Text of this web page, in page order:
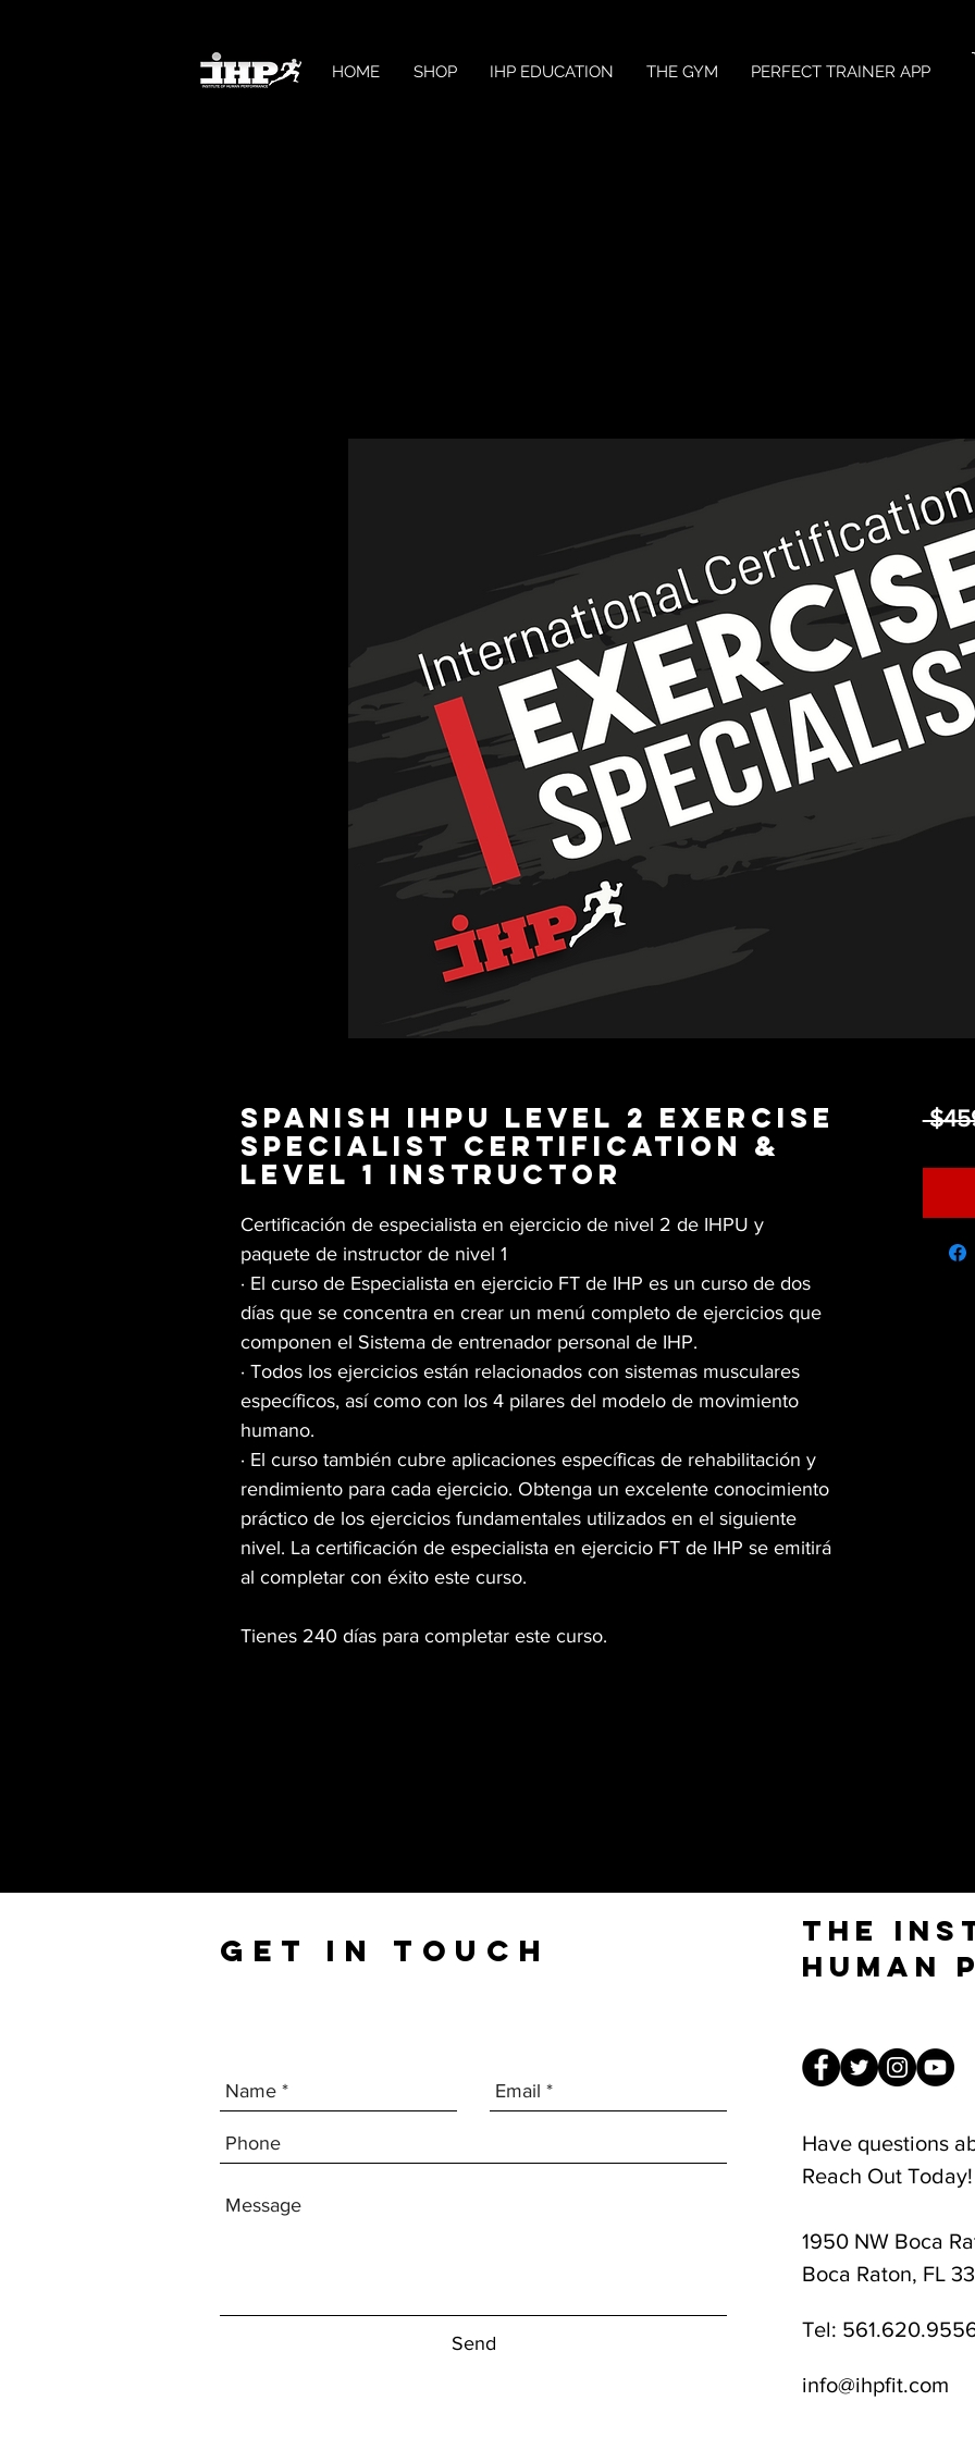
HOME SHOP IHP EDUCATION THE GYM PERFECT TRAINER APP
Spanish IHPU Level 2 Exercise
Specialist Certification &
Level 1 Instructor
Certificación de especialista en ejercicio de nivel 2 de IHPU y
paquete de instructor de nivel 1
· El curso de Especialista en ejercicio FT de IHP es un curso de dos
días que se concentra en crear un menú completo de ejercicios que
componen el Sistema de entrenador personal de IHP.
· Todos los ejercicios están relacionados con sistemas musculares
específicos, así como con los 4 pilares del modelo de movimiento
humano.
· El curso también cubre aplicaciones específicas de rehabilitación y
rendimiento para cada ejercicio. Obtenga un excelente conocimiento
práctico de los ejercicios fundamentales utilizados en el siguiente
nivel. La certificación de especialista en ejercicio FT de IHP se emitirá
al completar con éxito este curso.
Tienes 240 días para completar este curso.
GET IN TOUCH
Send
The
Human
Have questions
Reach Out Today!
1950 NW Boca
Boca Raton, FL
Tel:
info@ihpfit.com